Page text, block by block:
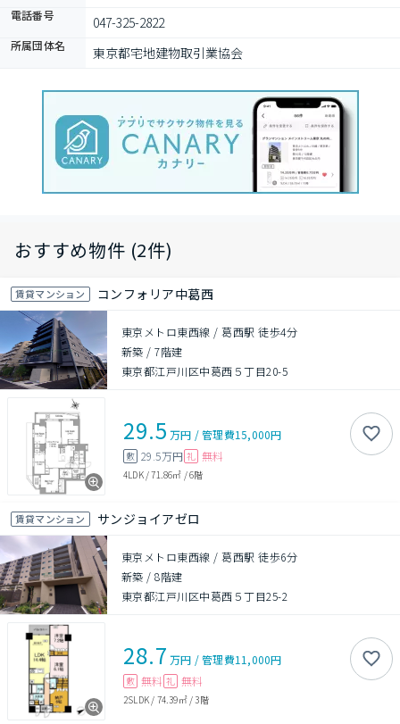
電話番号 047-325-2822
所属団体名 東京都宅地建物取引業協会
おすすめ物件 (2件)
賃貸マンション コンフォリア中葛西
東京メトロ東西線 / 葛西駅 徒歩4分
新築 /7階建
東京都江戸川区中葛西５丁目20-5
29.5 万円 /管理費15,000円
敷 29.5万円 礼 無料
4LDK/71.86㎡ /6階
賃貸マンション サンジョイアゼロ
東京メトロ東西線 / 葛西駅 徒歩6分
新築 /8階建
東京都江戸川区中葛西５丁目25-2
28.7 万円 /管理費11,000円
敷 無料 礼 無料
2SLDK / 74.39㎡/3階